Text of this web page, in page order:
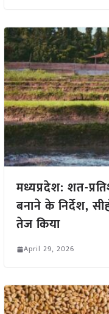
मध्यप्रदेश: शत-
बनाने के निर्देश,
तेज किया
April 29, 2026